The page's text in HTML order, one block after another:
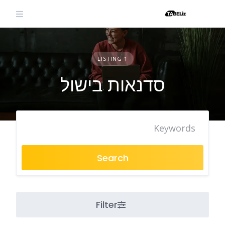
content
1 LISTING
סדנאות בישול
Search
Filter